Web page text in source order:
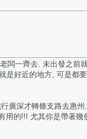
闆一齊去. 未出發之前
是好近的地方, 可是都
廣深才轉條支路去惠
用的!!! 尤其你是帶著